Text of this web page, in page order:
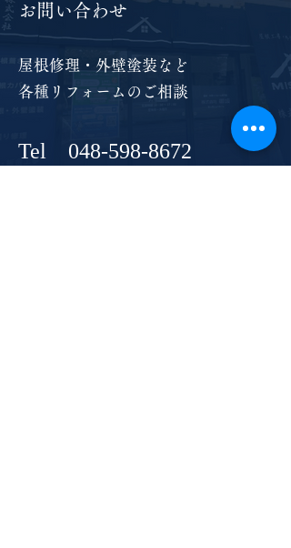
お問い合わせ
屋根修理・外壁塗装など
各種リフォームのご相談
Tel 048-598-8672